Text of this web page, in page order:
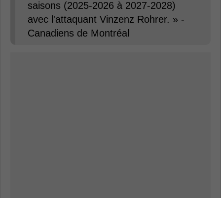
saisons (2025-2026 à 2027-2028)
avec l'attaquant Vinzenz Rohrer. » -
Canadiens de Montréal